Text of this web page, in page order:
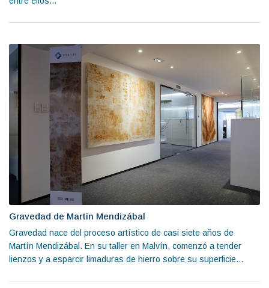
Gravedad de Martín Mendizábal
Gravedad nace del proceso artístico de casi siete años de
Martín Mendizábal. En su taller en Malvín, comenzó a tender
lienzos y a esparcir limaduras de hierro sobre su superficie...